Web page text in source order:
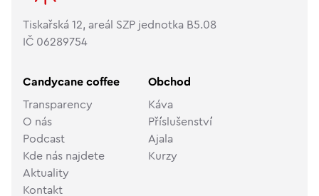
Tiskařská 12, areál SZP jednotka B5.08
IČ 06289754
Candycane coffee
Transparency
O nás
Podcast
Kde nás najdete
Aktuality
Kontakt
Obchod
Káva
Příslušenství
Ajala
Kurzy